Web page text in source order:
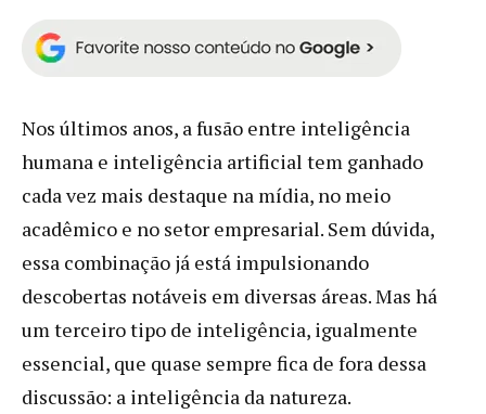
Nos últimos anos, a fusão entre inteligência
humana e inteligência artificial tem ganhado
cada vez mais destaque na mídia, no meio
acadêmico e no setor empresarial. Sem dúvida,
essa combinação já está impulsionando
descobertas notáveis em diversas áreas. Mas há
um terceiro tipo de inteligência, igualmente
essencial, que quase sempre fica de fora dessa
discussão: a inteligência da natureza.